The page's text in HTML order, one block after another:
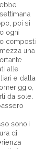
poi si
ogni
composti
una
alle
e dalla
da sole.
sono i
di